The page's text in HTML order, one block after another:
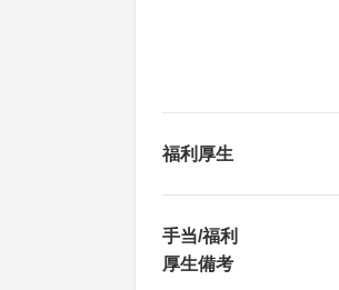
福利厚生
手当/福利
厚生備考